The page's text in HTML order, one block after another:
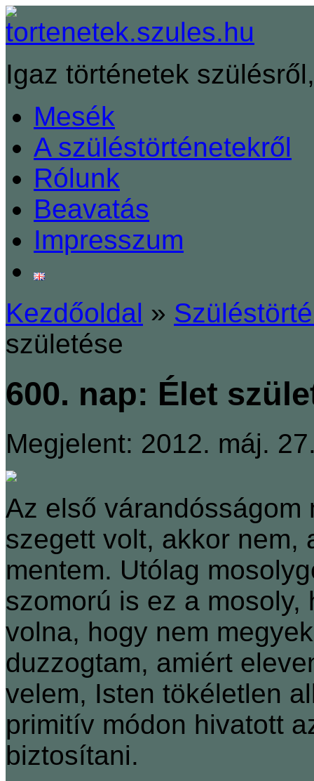
Igaz történetek
Mesék
A szüléstörténetekről
Rólunk
Beavatás
Impresszum
Kezdőoldal »
születése
600. nap: Élet
Megjelent: 2012. máj.
Az első várandósságom
szegett volt, akkor nem,
mentem. Utólag
szomorú is ez a
volna, hogy nem
duzzogtam, amiért
velem, Isten tökéletlen
primitív módon hivatott
biztosítani.